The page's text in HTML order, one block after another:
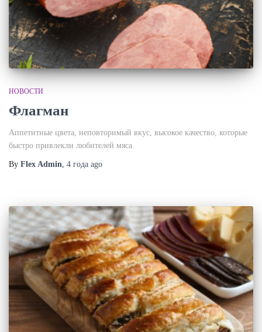
НОВОСТИ
Флагман
Аппетитные цвета, неповторимый вкус, высокое качество, которые
быстро привлекли любителей мяса.
By Flex Admin 4 года ago